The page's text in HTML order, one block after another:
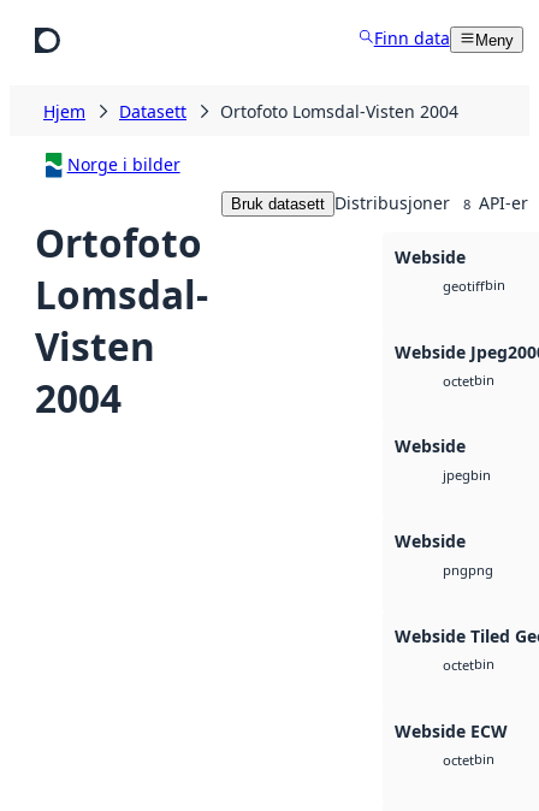
Finn data Meny
Hjem Datasett Ortofoto Lomsdal-Visten 2004
Norge i bilder
Ortofoto
Lomsdal-
Visten
2004
Bruk datasett Distribusjoner 8 API-er
Webside
geotiffbin
Webside
octetbin
Webside
jpegbin
Webside
pngpng
Webside Tiled
octetbin
Webside ECW
octetbin